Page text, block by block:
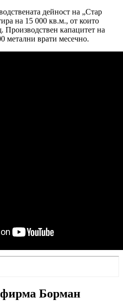
дейност на „Стар
на 15 000 кв.м., от които
Производствен капацитет на
метални врати месечно.
Борман